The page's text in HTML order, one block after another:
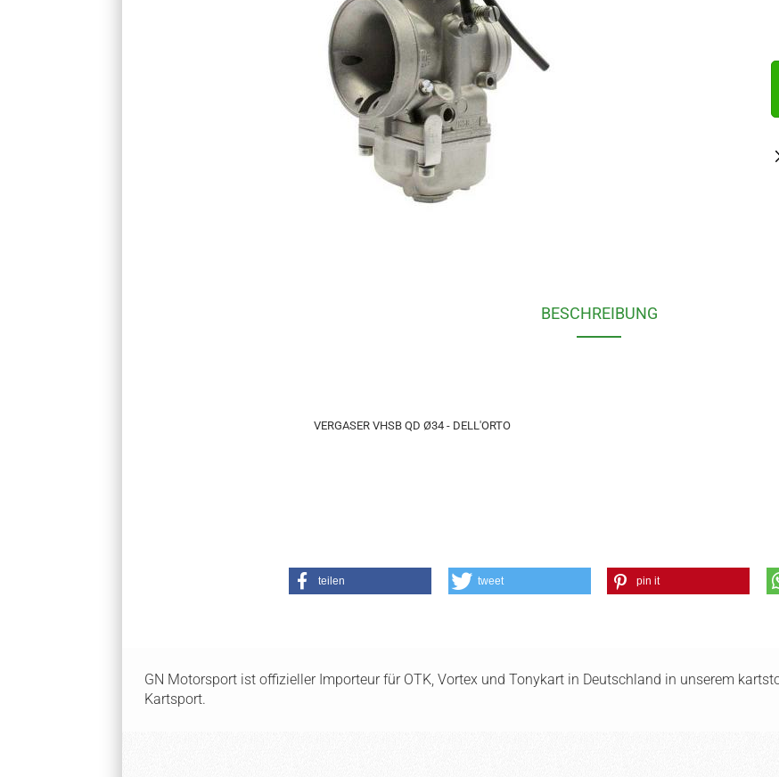
BESCHREIBUNG
VERGASER VHSB QD Ø34 - DELL'ORTO
teilen tweet pin it
GN Motorsport ist offizieller Importeur für OTK, Vortex und Tonykart in Deutschland in unserem
Kartsport.